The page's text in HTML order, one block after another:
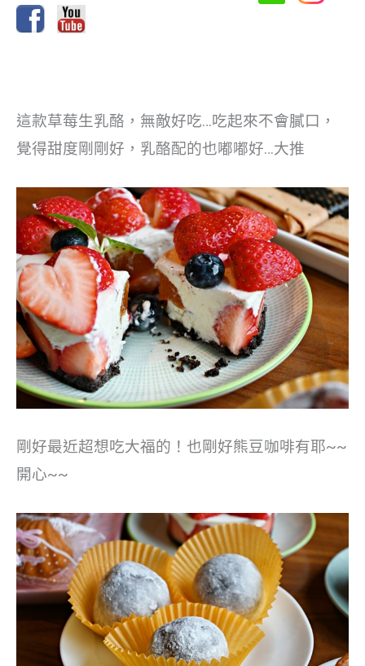
這款草莓生乳酪，無敵好吃…吃起來不會膩口，
覺得甜度剛剛好，乳酪配的也嘟嘟好…大推
剛好最近超想吃大福的！也剛好熊豆咖啡有耶~~
開心~~